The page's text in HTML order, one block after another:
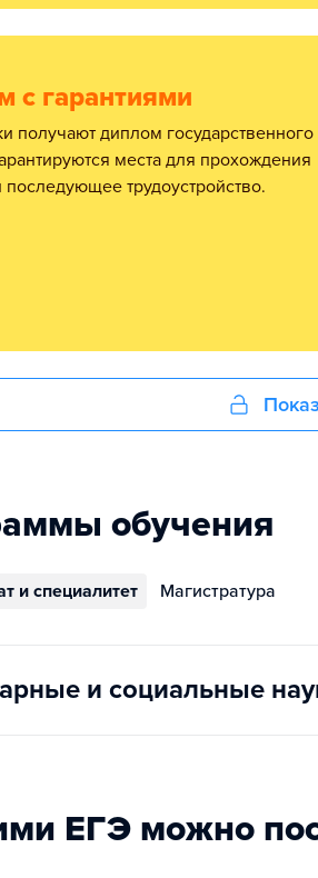
с гарантиями
места для прохождения
последующее трудоустройство.
обучения
и специалитет Магистратура
и социальные
ЕГЭ можно